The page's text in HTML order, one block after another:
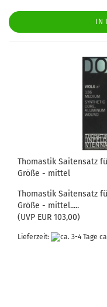
IN
Thomastik Saitensatz
Größe - mittel
Thomastik Saitensatz
Größe - mittel.....
(UVP EUR 103,00)
Lieferzeit: